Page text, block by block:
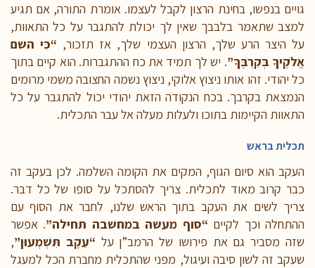
גויים בנפשו, בחינת הרצון לקבל לעצמו. אומרת התורה, אם תגיע
למצב שתאמר בלבבך שאין לך יכולת להתגבר על כל התאוות,
על היצר הרע שלך, הרצון העצמי שלך, אז תזכור, “כִּי השם
אֱלֹקֶיךָ בְּקִרְבֶּךָ”. יש לך תמיד את כח ההתגברות. הוא קיים בתוך
כל יהודי. זהו אותו ניצוץ אלוקי, ניצוץ נשמה החצובה משמי מרומים
הנמצאת בקרבך. בכח הנקודה הזאת יהודי יכול להתגבר על כל
התאוות הקיימות בתוכו ולעלות מעלה אל עבר התכלית.
תכלית בראש
העקב הוא סיום הגוף, המקים את הקומה השלמה. לכן בעקב זה
כבר קרוב מאוד לתכלית. צריך להסתכל על סופו של כל דבר.
צריך לשים את העקב בתוך הראש שלנו, לחבר את הסוף עם
ההתחלה וכך לקיים “סוף מעשה במחשבה תחילה”. אפשר
שזה מסביר גם את פירושו של הרמב”ן על “עֵקֶב תִּשְׁמְעוּן”,
שעקב זה לשון סיבה ועיגול, מפני שהתכלית מחברת הכל למעגל